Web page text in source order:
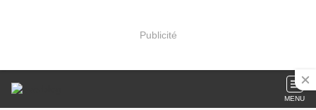
Publicité
MENU